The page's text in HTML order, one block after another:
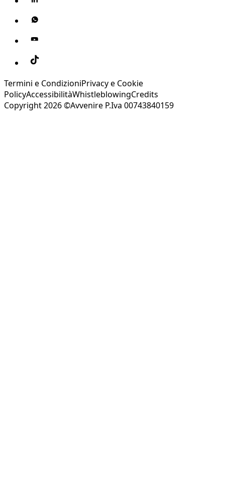
Termini e CondizioniPrivacy e Cookie
PolicyAccessibilitàWhistleblowingCredits
Copyright 2026 ©Avvenire P.Iva 00743840159